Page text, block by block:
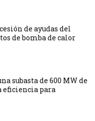
de ayudas del
de bomba de calor
subasta de 600 MW de
eficiencia para